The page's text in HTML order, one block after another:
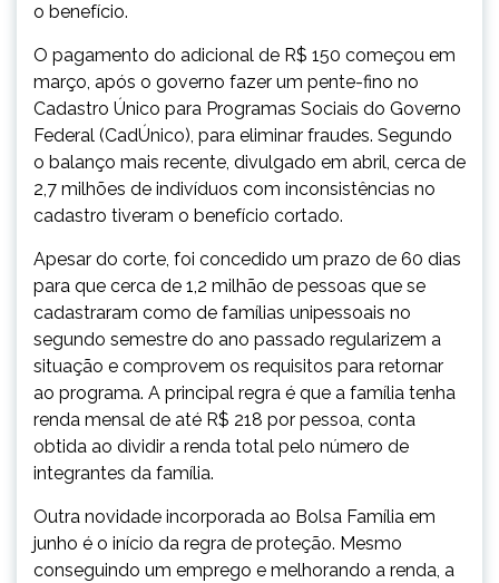
o benefício.
O pagamento do adicional de R$ 150 começou em
março, após o governo fazer um pente-fino no
Cadastro Único para Programas Sociais do Governo
Federal (CadÚnico), para eliminar fraudes. Segundo
o balanço mais recente, divulgado em abril, cerca de
2,7 milhões de indivíduos com inconsistências no
cadastro tiveram o benefício cortado.
Apesar do corte, foi concedido um prazo de 60 dias
para que cerca de 1,2 milhão de pessoas que se
cadastraram como de famílias unipessoais no
segundo semestre do ano passado regularizem a
situação e comprovem os requisitos para retornar
ao programa. A principal regra é que a família tenha
renda mensal de até R$ 218 por pessoa, conta
obtida ao dividir a renda total pelo número de
integrantes da família.
Outra novidade incorporada ao Bolsa Família em
junho é o início da regra de proteção. Mesmo
conseguindo um emprego e melhorando a renda, a